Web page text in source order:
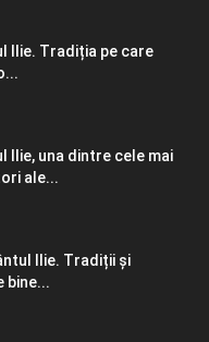
Ilie. Tradiția pe care
Ilie, una dintre cele mai
ale...
Ilie. Tradiții și
bine...